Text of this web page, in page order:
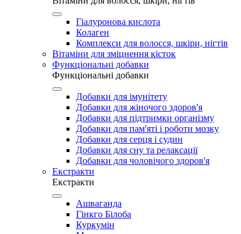
Гіалуронова кислота
Колаген
Комплекси для волосся, шкіри, нігтів
Вітаміни для зміцнення кісток
Функціональні добавки
Функціональні добавки
Добавки для імунітету
Добавки для жіночого здоров'я
Добавки для підтримки організму
Добавки для пам'яті і роботи мозку
Добавки для серця і судин
Добавки для сну та релаксації
Добавки для чоловічого здоров'я
Екстракти
Екстракти
Ашваганда
Гінкго Білоба
Куркумін